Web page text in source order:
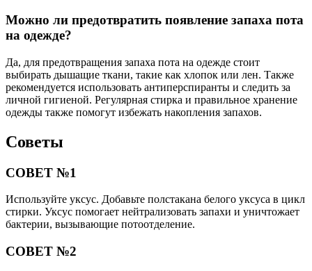
Можно ли предотвратить появление запаха пота
на одежде?
Да, для предотвращения запаха пота на одежде стоит
выбирать дышащие ткани, такие как хлопок или лен. Также
рекомендуется использовать антиперспиранты и следить за
личной гигиеной. Регулярная стирка и правильное хранение
одежды также помогут избежать накопления запахов.
Советы
СОВЕТ №1
Используйте уксус. Добавьте полстакана белого уксуса в цикл
стирки. Уксус помогает нейтрализовать запахи и уничтожает
бактерии, вызывающие потоотделение.
СОВЕТ №2